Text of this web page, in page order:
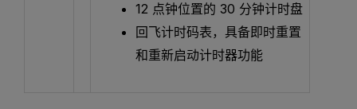
12 点钟位置的 30 分钟计时盘
回飞计时码表，具备即时重置
和重新启动计时器功能